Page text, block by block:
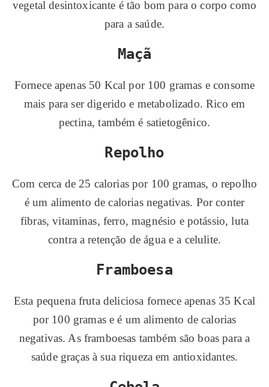
vegetal desintoxicante é tão bom para o corpo como
para a saúde.
Maçã
Fornece apenas 50 Kcal por 100 gramas e consome
mais para ser digerido e metabolizado. Rico em
pectina, também é satietogênico.
Repolho
Com cerca de 25 calorias por 100 gramas, o repolho
é um alimento de calorias negativas. Por conter
fibras, vitaminas, ferro, magnésio e potássio, luta
contra a retenção de água e a celulite.
Framboesa
Esta pequena fruta deliciosa fornece apenas 35 Kcal
por 100 gramas e é um alimento de calorias
negativas. As framboesas também são boas para a
saúde graças à sua riqueza em antioxidantes.